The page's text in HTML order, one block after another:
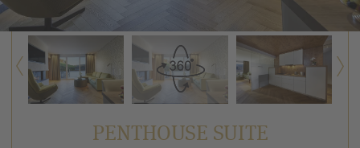
PENTHOUSE SUITE